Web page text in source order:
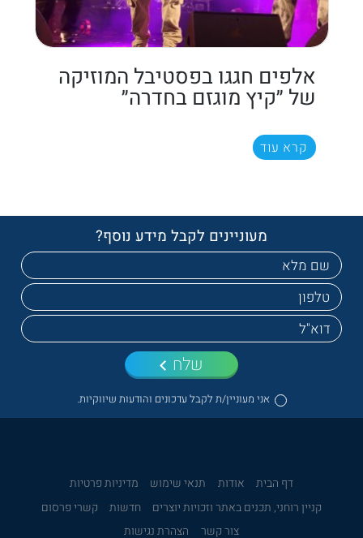
אלפים חגגו בפסטיבל המוזיקה
של ״קיץ מוגזם בחדרה״
קרא עוד
מעוניינים לקבל מידע נוסף?
אני מעוניין/ת לקבל עדכונים והודעות שיווקיות.
שלח
דף הבית אודות תנאי שימוש
מדיניות פרטיות
קניין רוחני, תכנים באתר וזכויות יוצרים
חדשות
קשרי פרסום
צור קשר
הצהרת נגישות